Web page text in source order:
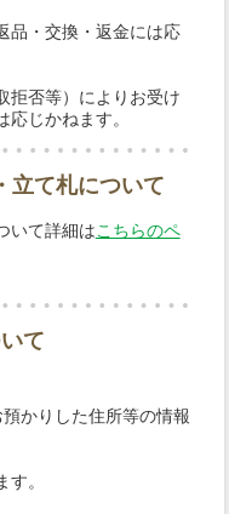
品・交換・返金には応
拒否等）によりお受け
じかねます。
立て札について
いて詳細はこちらのペ
て
かりした住所等の情報
。